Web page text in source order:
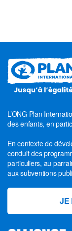
L’ONG Plan
des enfants, en
En contexte de
conduit des
particuliers, au
aux subventions
JE